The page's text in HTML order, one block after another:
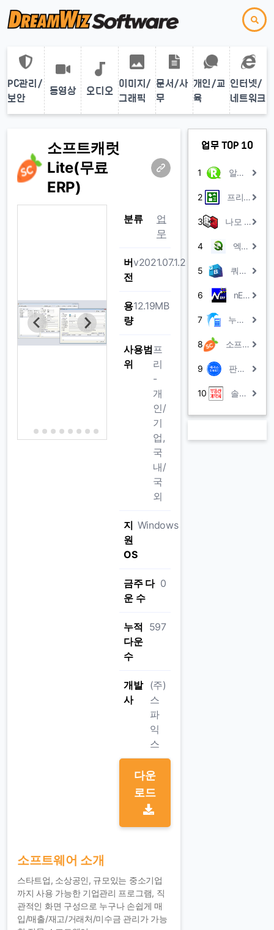
PC관리/
보안
동영상 오디오
이미지/
그래픽
문서/사
무
개인/교
육
인터넷/
네트워크
소프트캐럿
Lite(무료
ERP)
분류
업
무
버
전
v2021.07.1.2
용
량
12.19MB
사용범
위
프
리
-
개
인/
기
업,
국
내/
국
외
지
원
OS
Windows
금주 다
운 수
0
누적
다운
수
597
개발
사
(주)
스
파
익
스
다운
로드
소프트웨어 소개
스타트업, 소상공인, 규모있는 중소기업
까지 사용 가능한 기업관리 프로그램, 직
관적인 화면 구성으로 누구나 손쉽게 매
입/매출/재고/거래처/미수금 관리가 가능
업무 TOP 10
1 알찬회계장부
2 프리드로우 피오피
3 나모 웹에디터 2008 평가판
4 엑셀Q
5 쿼리박스
6 nERP
7 누리아 계산기
8 소프트캐럿Lite(무료ERP)
9 판매박사ACE
10 솔계약서